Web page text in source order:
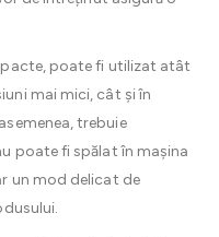
poate fi utilizat atât
mai mici, cât și în
trebuie
poate fi spălat în mașina
un mod delicat de